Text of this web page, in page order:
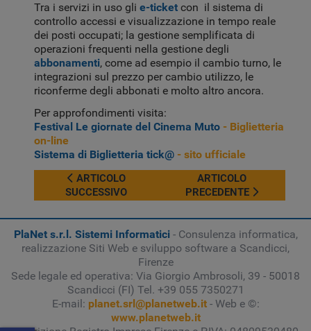
Tra i servizi in uso gli e-ticket con il sistema di
controllo accessi e visualizzazione in tempo reale
dei posti occupati; la gestione semplificata di
operazioni frequenti nella gestione degli
abbonamenti, come ad esempio il cambio turno, le
integrazioni sul prezzo per cambio utilizzo, le
riconferme degli abbonati e molto altro ancora.
Per approfondimenti visita:
Festival Le giornate del Cinema Muto - Biglietteria
on-line
Sistema di Biglietteria tick@ - sito ufficiale
ARTICOLO PRECEDENTE: FESTIVAL DELLA
ARTICOLO
SUCCESSIVO
ARTICOLO
ARTICOLO
PRECEDENTE
PlaNet s.r.l. Sistemi Informatici- Consulenza informatica,
realizzazione Siti Web e sviluppo software a Scandicci,
Firenze
Sede legale ed operativa: Via Giorgio Ambrosoli, 39 - 50018
Scandicci (FI) Tel. +39 055 7350271
E-mail: planet.srl@planetweb.it- Web e ©:
www.planetweb.it